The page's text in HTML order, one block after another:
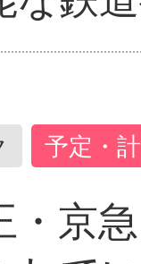
予定・
・京